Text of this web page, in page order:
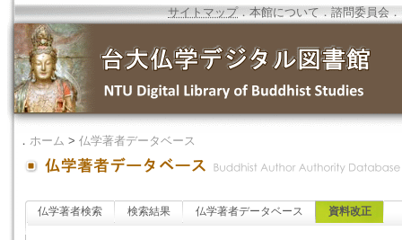
サイトマップ．本館について ．諮問委員会 ．
． ホーム > 仏学著者データベース
仏学著者検索 検索結果 仏学著者データベース 資料改正